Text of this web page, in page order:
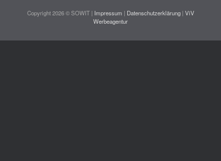
Copyright 2026 © SOWIT | Impressum | Datenschutzerklärung| ViV
Werbeagentur